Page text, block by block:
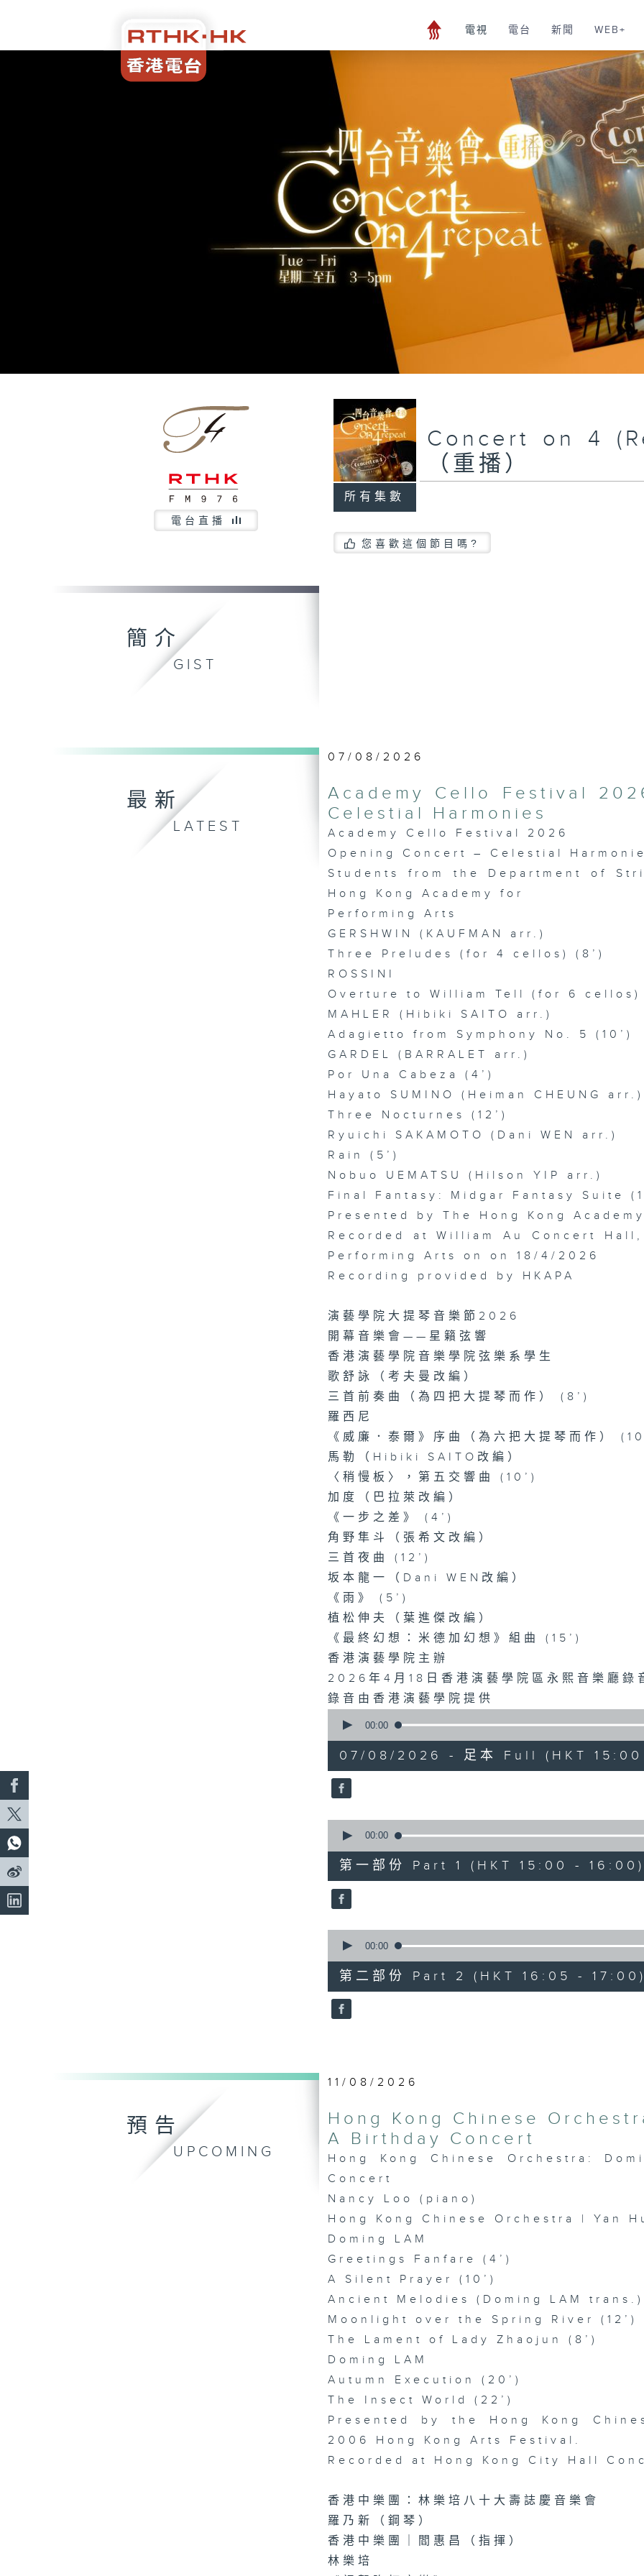
電視 電台 新聞 WEB+
電台直播
所有集數
Concert on 4
（重播）
您喜歡這個節目嗎?
簡介
GIST
最新
LATEST
07/08/2026
Academy Cello Festival
Celestial Harmonies
Academy Cello Festival 2026
Opening Concert – Celestial
Students from the Department of
Hong Kong Academy for
Performing Arts
GERSHWIN (KAUFMAN arr.)
Three Preludes (for 4 cellos) (8’)
ROSSINI
Overture to William Tell (for 6 cellos)
MAHLER (Hibiki SAITO arr.)
Adagietto from Symphony No. 5 (10’)
GARDEL (BARRALET arr.)
Por Una Cabeza (4’)
Hayato SUMINO (Heiman CHEUNG arr.)
Three Nocturnes (12’)
Ryuichi SAKAMOTO (Dani WEN arr.)
Rain (5’)
Nobuo UEMATSU (Hilson YIP arr.)
Final Fantasy: Midgar Fantasy Suite
Presented by The Hong Kong
Recorded at William Au Concert
Performing Arts on on 18/4/2026
Recording provided by HKAPA
演藝學院大提琴音樂節2026
開幕音樂會——星籟弦響
香港演藝學院音樂學院弦樂系學生
歌舒詠（考夫曼改編）
三首前奏曲（為四把大提琴而作） (8’)
羅西尼
《威廉．泰爾》序曲（為六把大提琴而作）
馬勒（Hibiki SAITO改編）
〈稍慢板〉，第五交響曲 (10’)
加度（巴拉萊改編）
《一步之差》 (4’)
角野隼斗（張希文改編）
三首夜曲 (12’)
坂本龍一（Dani WEN改編）
《雨》 (5’)
植松伸夫（葉進傑改編）
《最終幻想：米德加幻想》組曲 (15’)
香港演藝學院主辦
2026年4月18日香港演藝學院區永熙音樂廳錄
錄音由香港演藝學院提供
seconds
hour,
55
minutes,
0
90%
00:00
07/08/2026 - 足本 Full (HKT
seconds
hour,
10
seconds
90%
00:00
第一部份 Part 1 (HKT 15:00 - 16:00)
seconds
55
minutes,
10
seconds
90%
00:00
第二部份 Part 2 (HKT 16:05 -
預告
UPCOMING
11/08/2026
Hong Kong Chinese
A Birthday Concert
Hong Kong Chinese Orchestra:
Concert
Nancy Loo (piano)
Hong Kong Chinese Orchestra | Yan
Doming LAM
Greetings Fanfare (4’)
A Silent Prayer (10’)
Ancient Melodies (Doming LAM trans.)
Moonlight over the Spring River (12’)
The Lament of Lady Zhaojun (8’)
Doming LAM
Autumn Execution (20’)
The Insect World (22’)
Presented by the Hong Kong
2006 Hong Kong Arts Festival.
Recorded at Hong Kong City Hall
香港中樂團：林樂培八十大壽誌慶音樂會
羅乃新（鋼琴）
香港中樂團｜閻惠昌（指揮）
林樂培